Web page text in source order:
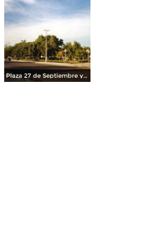
Plaza 27 de Septiembre y Templo del Sagrado Corazón